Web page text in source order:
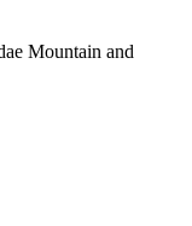
Mountain and